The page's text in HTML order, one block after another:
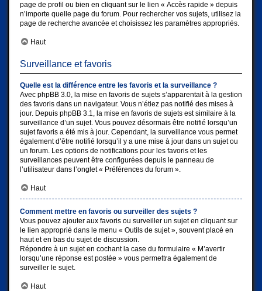
page de profil ou bien en cliquant sur le lien « Accès rapide » depuis
n’importe quelle page du forum. Pour rechercher vos sujets, utilisez la
page de recherche avancée et choisissez les paramètres appropriés.
Haut
Surveillance et favoris
Quelle est la différence entre les favoris et la surveillance ?
Avec phpBB 3.0, la mise en favoris de sujets s’apparentait à la gestion
des favoris dans un navigateur. Vous n’étiez pas notifié des mises à
jour. Depuis phpBB 3.1, la mise en favoris de sujets est similaire à la
surveillance d’un sujet. Vous pouvez désormais être notifié lorsqu’un
sujet favoris a été mis à jour. Cependant, la surveillance vous permet
également d’être notifié lorsqu’il y a une mise à jour dans un sujet ou
un forum. Les options de notifications pour les favoris et les
surveillances peuvent être configurées depuis le panneau de
l’utilisateur dans l’onglet « Préférences du forum ».
Haut
Comment mettre en favoris ou surveiller des sujets ?
Vous pouvez ajouter aux favoris ou surveiller un sujet en cliquant sur
le lien approprié dans le menu « Outils de sujet », souvent placé en
haut et en bas du sujet de discussion.
Répondre à un sujet en cochant la case du formulaire « M’avertir
lorsqu’une réponse est postée » vous permettra également de
surveiller le sujet.
Haut